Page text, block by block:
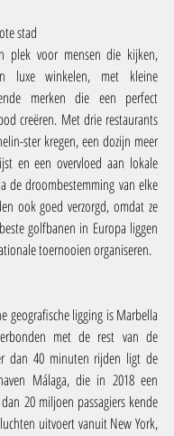
stad
plek voor mensen die kijken,
luxe winkelen, met kleine
merken die een perfect
creëren. Met drie restaurants
ster kregen, een dozijn meer
en een overvloed aan lokale
de droombestemming van elke
ook goed verzorgd, omdat ze
golfbanen in Europa liggen
toernooien organiseren.
geografische ligging is Marbella
met de rest van de
dan 40 minuten rijden ligt de
Málaga, die in 2018 een
20 miljoen passagiers kende
uitvoert vanuit New York,